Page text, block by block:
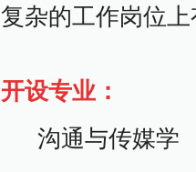
复杂的工作岗位
开设专业：
沟通与传媒学